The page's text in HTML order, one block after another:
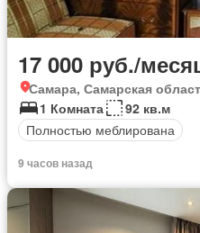
17 000 руб./
Самара, Самарская
1 Комната
92 кв.м
Полностью меблирована
9 часов назад